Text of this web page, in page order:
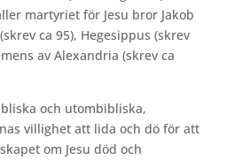
martyriet för Jesu bror Jakob
ca 95), Hegesippus (skrev
av Alexandria (skrev ca
och utombibliska,
villighet att lida och dö för att
om Jesu död och